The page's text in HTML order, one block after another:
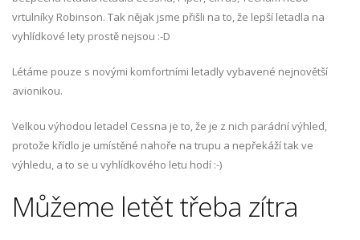
vrtulníky Robinson. Tak nějak jsme přišli na to, že lepší letadla na
vyhlídkové lety prostě nejsou :-D
Létáme pouze s novými komfortními letadly vybavené nejnovětší
avionikou.
Velkou výhodou letadel Cessna je to, že je z nich parádní výhled,
protože křídlo je umístěné nahoře na trupu a nepřekáží tak ve
výhledu, a to se u vyhlídkového letu hodí :-)
Můžeme letět třeba zítra